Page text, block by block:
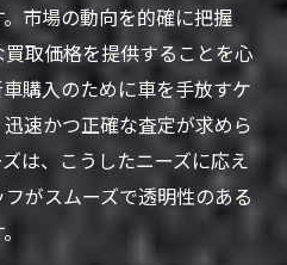
た適正価格の提示
ノウハウ
成功事例
る適正な査定
たサービス提供
ためのスマイルカーズの
市場の動向を的確に把握
取価格を提供することを心
購入のために車を手放すケ
速かつ正確な査定が求めら
は、こうしたニーズに応え
がスムーズで透明性のある